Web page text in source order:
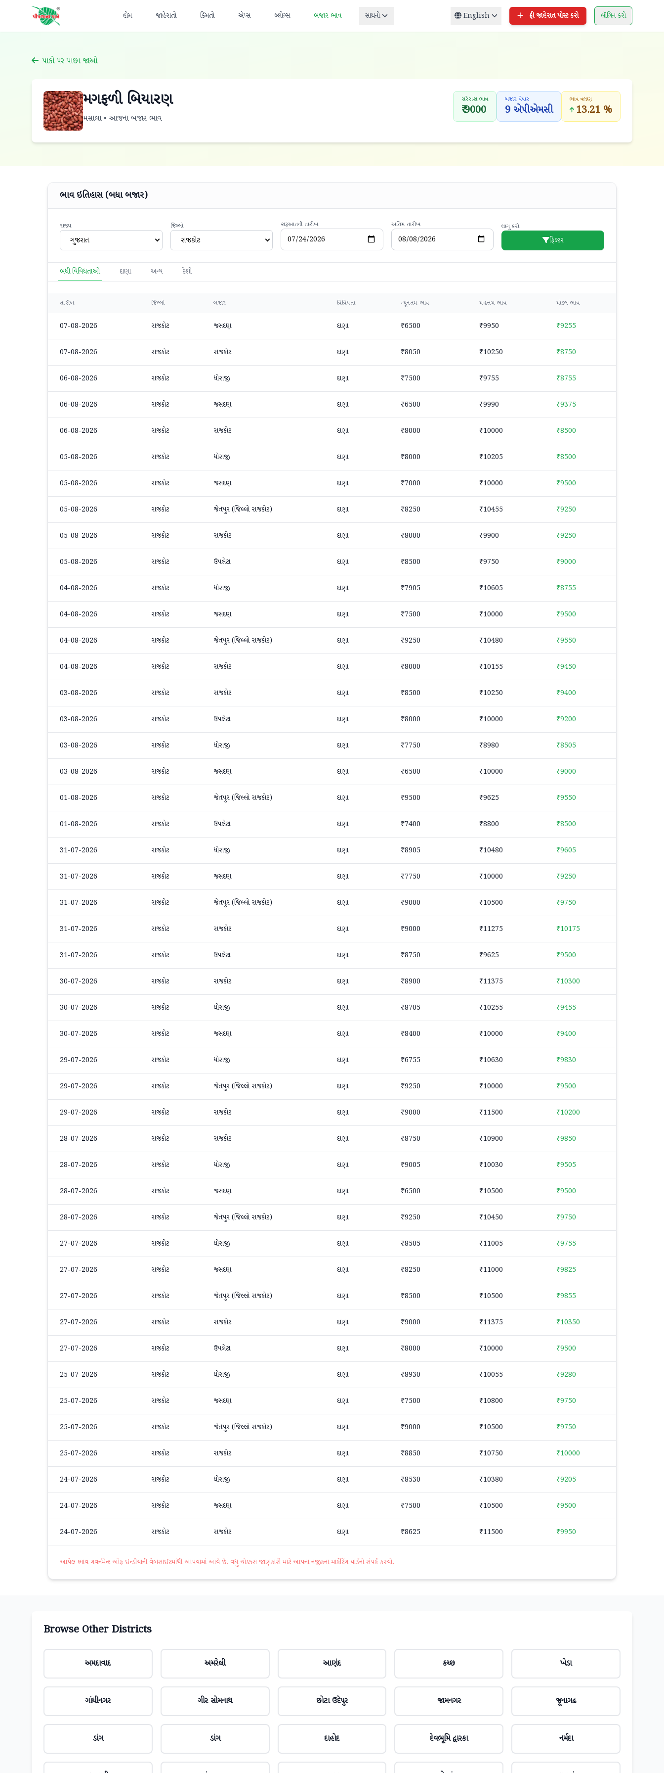
હોમ જાહેરાતો કિંમતો એપ્સ બ્લોગ્સ બજાર ભાવ સાધનો English ફ્રી જાહેરાત પોસ્ટ કરો લૉગિન કરો
પાકો પર પાછા જાઓ
મગફળી બિયારણ
મસાલા • આજના બજાર ભાવ
સરેરાશ ભાવ
₹ 9000
બજાર વેપાર
9 એપીએમસી
ભાવ વલણ
13.21 %
ભાવ ઇતિહાસ (બધા બજાર)
રાજ્ય
ગુજરાત
જિલ્લો
રાજકોટ
શરૂઆતની તારીખ અંતિમ તારીખ લાગુ કરો
ફિલ્ટર
બધી વિવિધતાઓ દાણા અન્ય દેશી
તારીખ જિલ્લો બજાર વિવિધતા ન્યૂનતમ ભાવ મહત્તમ ભાવ મોડલ ભાવ
07-08-2026 રાજકોટ જસદણ દાણા ₹6500 ₹9950 ₹9255
07-08-2026 રાજકોટ રાજકોટ દાણા ₹8050 ₹10250 ₹8750
06-08-2026 રાજકોટ ધોરાજી દાણા ₹7500 ₹9755 ₹8755
06-08-2026 રાજકોટ જસદણ દાણા ₹6500 ₹9990 ₹9375
06-08-2026 રાજકોટ રાજકોટ દાણા ₹8000 ₹10000 ₹8500
05-08-2026 રાજકોટ ધોરાજી દાણા ₹8000 ₹10205 ₹8500
05-08-2026 રાજકોટ જસદણ દાણા ₹7000 ₹10000 ₹9500
05-08-2026 રાજકોટ જેતપુર (જિલ્લો રાજકોટ) દાણા ₹8250 ₹10455 ₹9250
05-08-2026 રાજકોટ રાજકોટ દાણા ₹8000 ₹9900 ₹9250
05-08-2026 રાજકોટ ઉપલેટા દાણા ₹8500 ₹9750 ₹9000
04-08-2026 રાજકોટ ધોરાજી દાણા ₹7905 ₹10605 ₹8755
04-08-2026 રાજકોટ જસદણ દાણા ₹7500 ₹10000 ₹9500
04-08-2026 રાજકોટ જેતપુર (જિલ્લો રાજકોટ) દાણા ₹9250 ₹10480 ₹9550
04-08-2026 રાજકોટ રાજકોટ દાણા ₹8000 ₹10155 ₹9450
03-08-2026 રાજકોટ રાજકોટ દાણા ₹8500 ₹10250 ₹9400
03-08-2026 રાજકોટ ઉપલેટા દાણા ₹8000 ₹10000 ₹9200
03-08-2026 રાજકોટ ધોરાજી દાણા ₹7750 ₹8980 ₹8505
03-08-2026 રાજકોટ જસદણ દાણા ₹6500 ₹10000 ₹9000
01-08-2026 રાજકોટ જેતપુર (જિલ્લો રાજકોટ) દાણા ₹9500 ₹9625 ₹9550
01-08-2026 રાજકોટ ઉપલેટા દાણા ₹7400 ₹8800 ₹8500
31-07-2026 રાજકોટ ધોરાજી દાણા ₹8905 ₹10480 ₹9605
31-07-2026 રાજકોટ જસદણ દાણા ₹7750 ₹10000 ₹9250
31-07-2026 રાજકોટ જેતપુર (જિલ્લો રાજકોટ) દાણા ₹9000 ₹10500 ₹9750
31-07-2026 રાજકોટ રાજકોટ દાણા ₹9000 ₹11275 ₹10175
31-07-2026 રાજકોટ ઉપલેટા દાણા ₹8750 ₹9625 ₹9500
30-07-2026 રાજકોટ રાજકોટ દાણા ₹8900 ₹11375 ₹10300
30-07-2026 રાજકોટ ધોરાજી દાણા ₹8705 ₹10255 ₹9455
30-07-2026 રાજકોટ જસદણ દાણા ₹8400 ₹10000 ₹9400
29-07-2026 રાજકોટ ધોરાજી દાણા ₹6755 ₹10630 ₹9830
29-07-2026 રાજકોટ જેતપુર (જિલ્લો રાજકોટ) દાણા ₹9250 ₹10000 ₹9500
29-07-2026 રાજકોટ રાજકોટ દાણા ₹9000 ₹11500 ₹10200
28-07-2026 રાજકોટ રાજકોટ દાણા ₹8750 ₹10900 ₹9850
28-07-2026 રાજકોટ ધોરાજી દાણા ₹9005 ₹10030 ₹9505
28-07-2026 રાજકોટ જસદણ દાણા ₹6500 ₹10500 ₹9500
28-07-2026 રાજકોટ જેતપુર (જિલ્લો રાજકોટ) દાણા ₹9250 ₹10450 ₹9750
27-07-2026 રાજકોટ ધોરાજી દાણા ₹8505 ₹11005 ₹9755
27-07-2026 રાજકોટ જસદણ દાણા ₹8250 ₹11000 ₹9825
27-07-2026 રાજકોટ જેતપુર (જિલ્લો રાજકોટ) દાણા ₹8500 ₹10500 ₹9855
27-07-2026 રાજકોટ રાજકોટ દાણા ₹9000 ₹11375 ₹10350
27-07-2026 રાજકોટ ઉપલેટા દાણા ₹8000 ₹10000 ₹9500
25-07-2026 રાજકોટ ધોરાજી દાણા ₹8930 ₹10055 ₹9280
25-07-2026 રાજકોટ જસદણ દાણા ₹7500 ₹10800 ₹9750
25-07-2026 રાજકોટ જેતપુર (જિલ્લો રાજકોટ) દાણા ₹9000 ₹10500 ₹9750
25-07-2026 રાજકોટ રાજકોટ દાણા ₹8850 ₹10750 ₹10000
24-07-2026 રાજકોટ ધોરાજી દાણા ₹8530 ₹10380 ₹9205
24-07-2026 રાજકોટ જસદણ દાણા ₹7500 ₹10500 ₹9500
24-07-2026 રાજકોટ રાજકોટ દાણા ₹8625 ₹11500 ₹9950
આપેલ ભાવ ગવર્નમેન્ટ ઓફ ઇન્ડીયાની વેબસાઈટમાંથી આપવામાં આવે છે. વધુ ચોક્કસ જાણકારી માટે આપના નજીકના માર્કેટિંગ યાર્ડનો સંપર્ક કરવો.
Browse Other Districts
અમદાવાદ અમરેલી આણંદ કચ્છ ખેડા
ગાંધીનગર ગીર સોમનાથ છોટા ઉદેપુર જામનગર જૂનાગઢ
ડાંગ ડાંગ દાહોદ દેવભૂમિ દ્વારકા નર્મદા